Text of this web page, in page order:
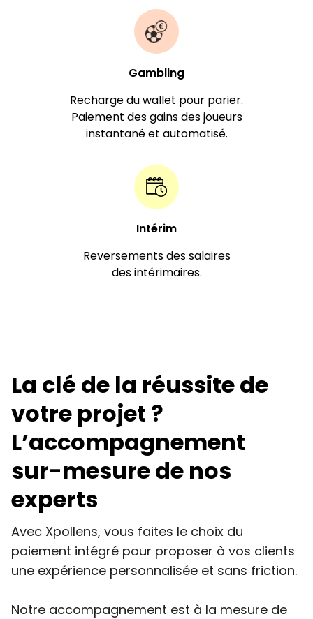
Gambling
Recharge du wallet pour parier.
Paiement des gains des joueurs
instantané et automatisé.
Intérim
Reversements des salaires
des intérimaires.
La clé de la réussite de
votre projet ?
L’accompagnement
sur-mesure de nos
experts
Avec Xpollens, vous faites le choix du
paiement intégré pour proposer à vos clients
une expérience personnalisée et sans friction.
Notre accompagnement est à la mesure de